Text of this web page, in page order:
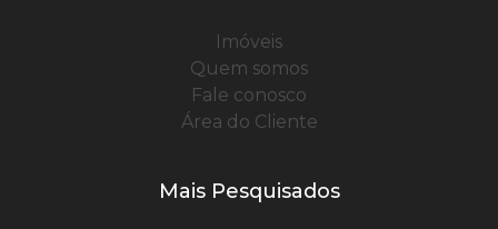
Imóveis
Quem somos
Fale conosco
Área do Cliente
Mais Pesquisados